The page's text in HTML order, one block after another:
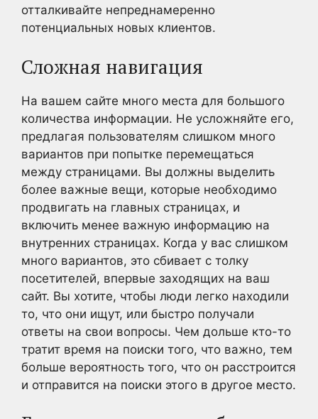
отталкивайте непреднамеренно
потенциальных новых клиентов.
Сложная навигация
На вашем сайте много места для большого
количества информации. Не усложняйте его,
предлагая пользователям слишком много
вариантов при попытке перемещаться
между страницами. Вы должны выделить
более важные вещи, которые необходимо
продвигать на главных страницах, и
включить менее важную информацию на
внутренних страницах. Когда у вас слишком
много вариантов, это сбивает с толку
посетителей, впервые заходящих на ваш
сайт. Вы хотите, чтобы люди легко находили
то, что они ищут, или быстро получали
ответы на свои вопросы. Чем дольше кто-то
тратит время на поиски того, что важно, тем
больше вероятность того, что он расстроится
и отправится на поиски этого в другое место.